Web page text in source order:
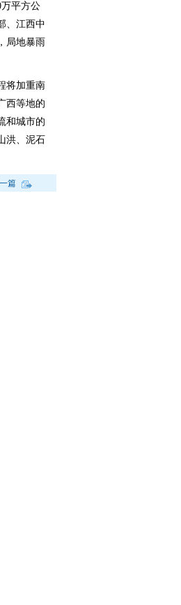
平方公
、江西中
局地暴雨
将加重南
西等地的
和城市的
洪、泥石
篇